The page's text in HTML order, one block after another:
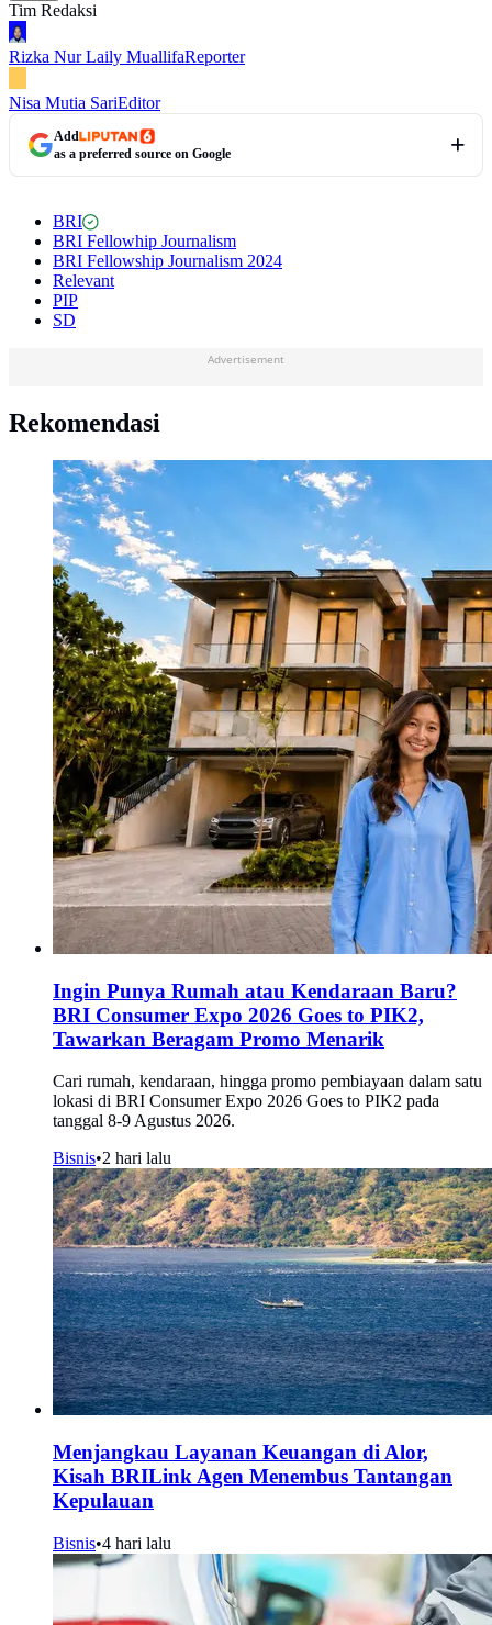
Tim Redaksi
Rizka Nur Laily MuallifaReporter
Nisa Mutia SariEditor
Add
as a preferred source on Google
BRI
BRI Fellowhip Journalism
BRI Fellowship Journalism 2024
Relevant
PIP
SD
Advertisement
Rekomendasi
Ingin Punya Rumah atau Kendaraan Baru?
BRI Consumer Expo 2026 Goes to PIK2,
Tawarkan Beragam Promo Menarik
Cari rumah, kendaraan, hingga promo pembiayaan dalam satu
lokasi di BRI Consumer Expo 2026 Goes to PIK2 pada
tanggal 8-9 Agustus 2026.
Bisnis•2 hari lalu
Menjangkau Layanan Keuangan di Alor,
Kisah BRILink Agen Menembus Tantangan
Kepulauan
Bisnis•4 hari lalu